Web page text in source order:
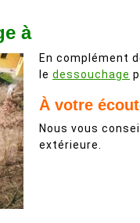
à
En complément
le dessouchage
À votre
Nous vous
extérieure.